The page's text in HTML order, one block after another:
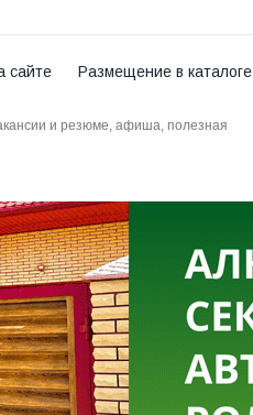
сайте Размещение в каталоге
и резюме, афиша, полезная